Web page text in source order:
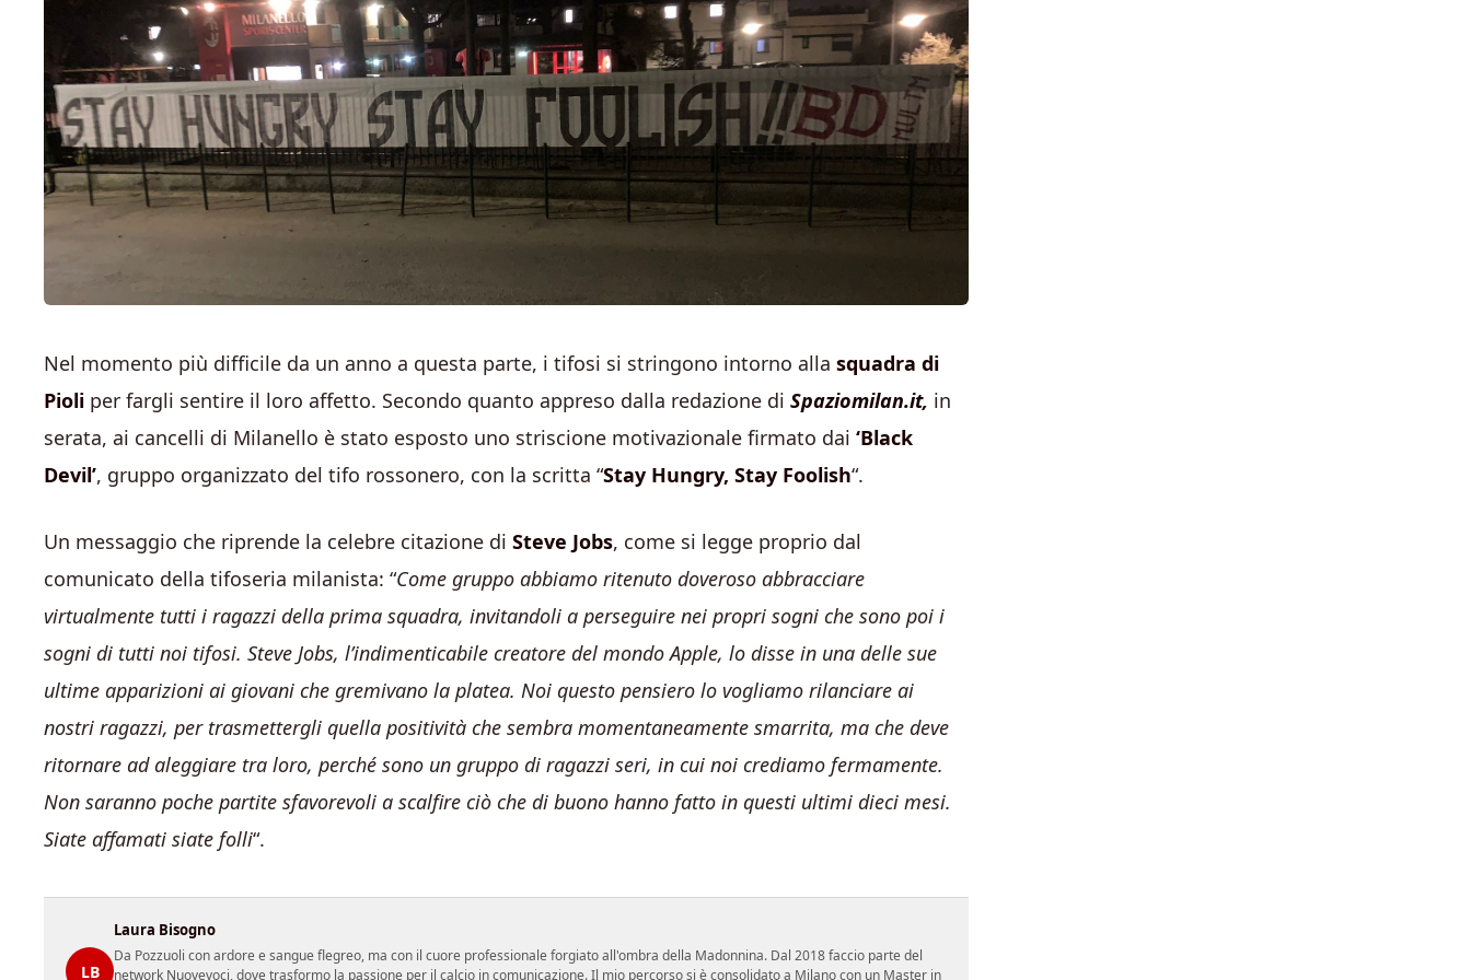
Nel momento più difficile da un anno a questa parte, i tifosi si stringono intorno alla squadra di
Pioli per fargli sentire il loro affetto. Secondo quanto appreso dalla redazione di Spaziomilan.it, in
serata, ai cancelli di Milanello è stato esposto uno striscione motivazionale firmato dai ‘Black
Devil’, gruppo organizzato del tifo rossonero, con la scritta “Stay Hungry, Stay Foolish“.
Un messaggio che riprende la celebre citazione di Steve Jobs, come si legge proprio dal
comunicato della tifoseria milanista: “Come gruppo abbiamo ritenuto doveroso abbracciare
virtualmente tutti i ragazzi della prima squadra, invitandoli a perseguire nei propri sogni che sono poi i
sogni di tutti noi tifosi. Steve Jobs, l’indimenticabile creatore del mondo Apple, lo disse in una delle sue
ultime apparizioni ai giovani che gremivano la platea. Noi questo pensiero lo vogliamo rilanciare ai
nostri ragazzi, per trasmettergli quella positività che sembra momentaneamente smarrita, ma che deve
ritornare ad aleggiare tra loro, perché sono un gruppo di ragazzi seri, in cui noi crediamo fermamente.
Non saranno poche partite sfavorevoli a scalfire ciò che di buono hanno fatto in questi ultimi dieci mesi.
Siate affamati siate folli“.
LB
Laura Bisogno
Da Pozzuoli con ardore e sangue flegreo, ma con il cuore professionale forgiato all'ombra della Madonnina. Dal 2018 faccio parte del
network Nuovevoci, dove trasformo la passione per il calcio in comunicazione. Il mio percorso si è consolidato a Milano con un Master in